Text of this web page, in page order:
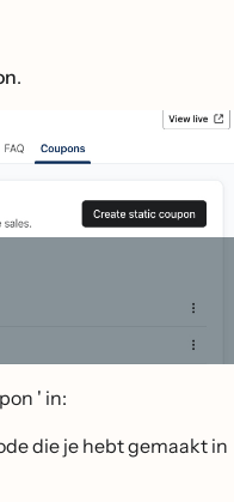
.
' in:
die je hebt gemaakt in